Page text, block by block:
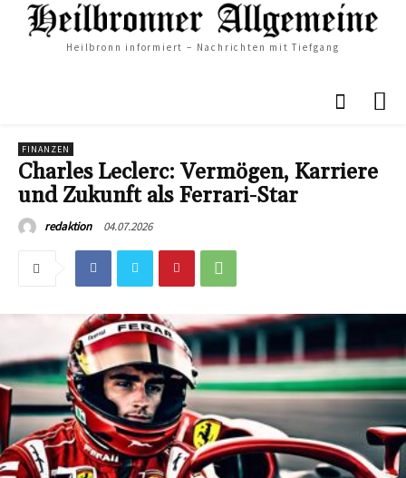
Heilbronn informiert – Nachrichten mit Tiefgang
FINANZEN
Charles Leclerc: Vermögen, Karriere
und Zukunft als Ferrari-Star
redaktion 04.07.2026